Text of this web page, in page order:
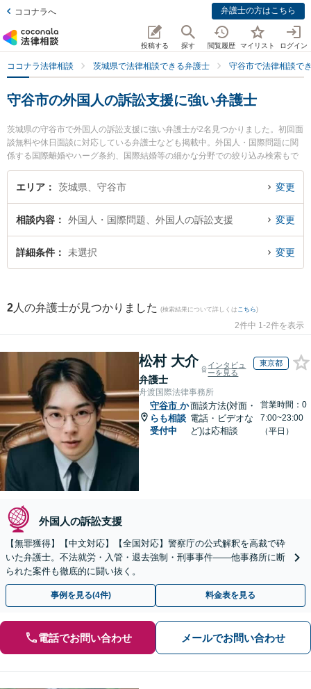
ココナラへ 弁護士の方はこちら
投稿する 探す 閲覧履歴 マイリスト ログイン
ココナラ法律相談 茨城県で法律相談できる弁護士 守谷市で法律相談で
守谷市の外国人の訴訟支援に強い弁護士
茨城県の守谷市で外国人の訴訟支援に強い弁護士が2名見つかりました。初回面
談無料や休日面談に対応している弁護士なども掲載中。外国人・国際問題に関
係する国際離婚やハーグ条約、国際結婚等の細かな分野での絞り込み検索もで
き便利です。特に弁護士法人翠 守谷事務所の山田 雄治弁護士やひかる総合法律
事務所の鯉沼 敦規弁護士のプロフィール情報や弁護士費用、強みなどが注目さ
な近くの弁護士を検索したい』『初回相談無料で外国人の訴訟支援を法律相談
できる守谷市内の弁護士に相談予約したい』などでお困りの相談者さんにおす
すめです。
エリア 茨城県、守谷市 変更
相談内容 外国人・国際問題、外国人の訴訟支援 変更
詳細条件 未選択 変更
2 人の弁護士が見つかりました (検索結果について詳しくは こちら)
2件中 1-2件を表示
松村 大介
弁護士
インタビュ
ーを見る
東京都
舟渡国際法律事務所
守谷市 か
らも相談
受付中
面談方法(対面・
電話・ビデオな
ど)は応相談
営業時間：0
7:00~23:00
（平日）
外国人の訴訟支援
【無罪獲得】【中文対応】【全国対応】警察庁の公式解釈を高裁で砕
いた弁護士。不法就労・入管・退去強制・刑事事件——他事務所に断
られた案件も徹底的に闘い抜く。
事例を見る(4件) 料金表を見る
電話でお問い合わせ メールでお問い合わせ